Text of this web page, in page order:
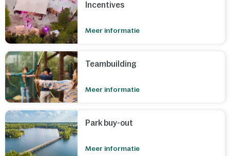
Incentives
Meer informatie
Teambuilding
Meer informatie
Park buy-out
Meer informatie